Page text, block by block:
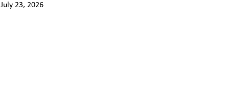
July 23, 2026